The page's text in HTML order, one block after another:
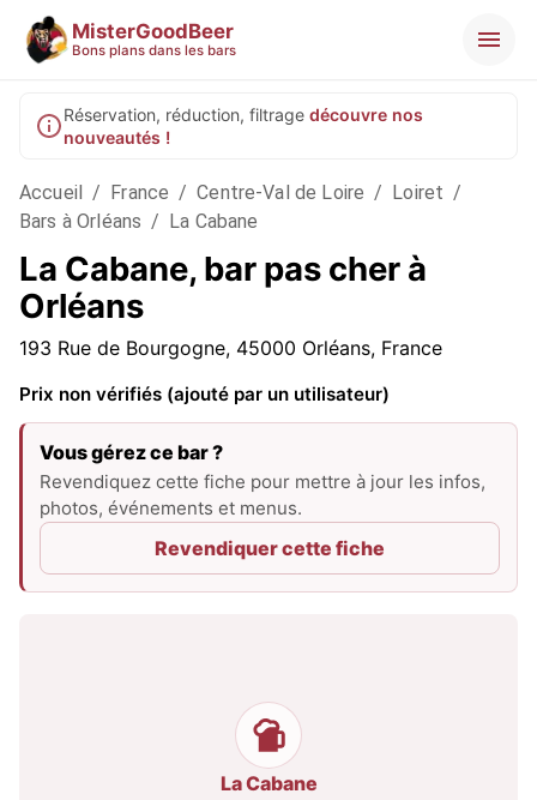
MisterGoodBeer
Bons plans dans les bars
Réservation, réduction, filtrage découvre nos
nouveautés !
Accueil / France / Centre-Val de Loire / Loiret /
Bars à Orléans / La Cabane
La Cabane, bar pas cher à
Orléans
193 Rue de Bourgogne, 45000 Orléans, France
Prix non vérifiés (ajouté par un utilisateur)
Vous gérez ce bar ?
Revendiquez cette fiche pour mettre à jour les infos,
photos, événements et menus.
Revendiquer cette fiche
La Cabane